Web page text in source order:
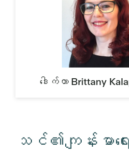
ဒေါက်တာ Brittany
သင်၏ကျန်းမာရ